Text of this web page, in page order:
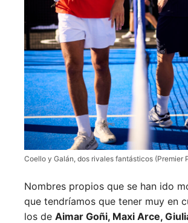
Coello y Galán, dos rivales fantásticos (Premier
Nombres propios que se han ido
que tendríamos que tener muy en
los de Aimar Goñi, Maxi Arce,